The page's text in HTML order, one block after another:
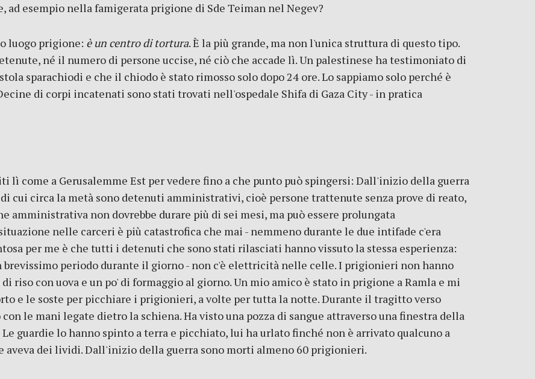
ad esempio nella famigerata prigione di Sde Teiman nel Negev?
luogo prigione: è un centro di tortura. È la più grande, ma non l'unica struttura di questo tipo.
né il numero di persone uccise, né ciò che accade lì. Un palestinese ha testimoniato di
sparachiodi e che il chiodo è stato rimosso solo dopo 24 ore. Lo sappiamo solo perché è
di corpi incatenati sono stati trovati nell'ospedale Shifa di Gaza City - in pratica
lì come a Gerusalemme Est per vedere fino a che punto può spingersi: Dall'inizio della guerra
cui circa la metà sono detenuti amministrativi, cioè persone trattenute senza prove di reato,
amministrativa non dovrebbe durare più di sei mesi, ma può essere prolungata
nelle carceri è più catastrofica che mai - nemmeno durante le due intifade c'era
per me è che tutti i detenuti che sono stati rilasciati hanno vissuto la stessa esperienza:
brevissimo periodo durante il giorno - non c'è elettricità nelle celle. I prigionieri non hanno
riso con uova e un po' di formaggio al giorno. Un mio amico è stato in prigione a Ramla e mi
e le soste per picchiare i prigionieri, a volte per tutta la notte. Durante il tragitto verso
le mani legate dietro la schiena. Ha visto una pozza di sangue attraverso una finestra della
guardie lo hanno spinto a terra e picchiato, lui ha urlato finché non è arrivato qualcuno a
aveva dei lividi. Dall'inizio della guerra sono morti almeno 60 prigionieri.